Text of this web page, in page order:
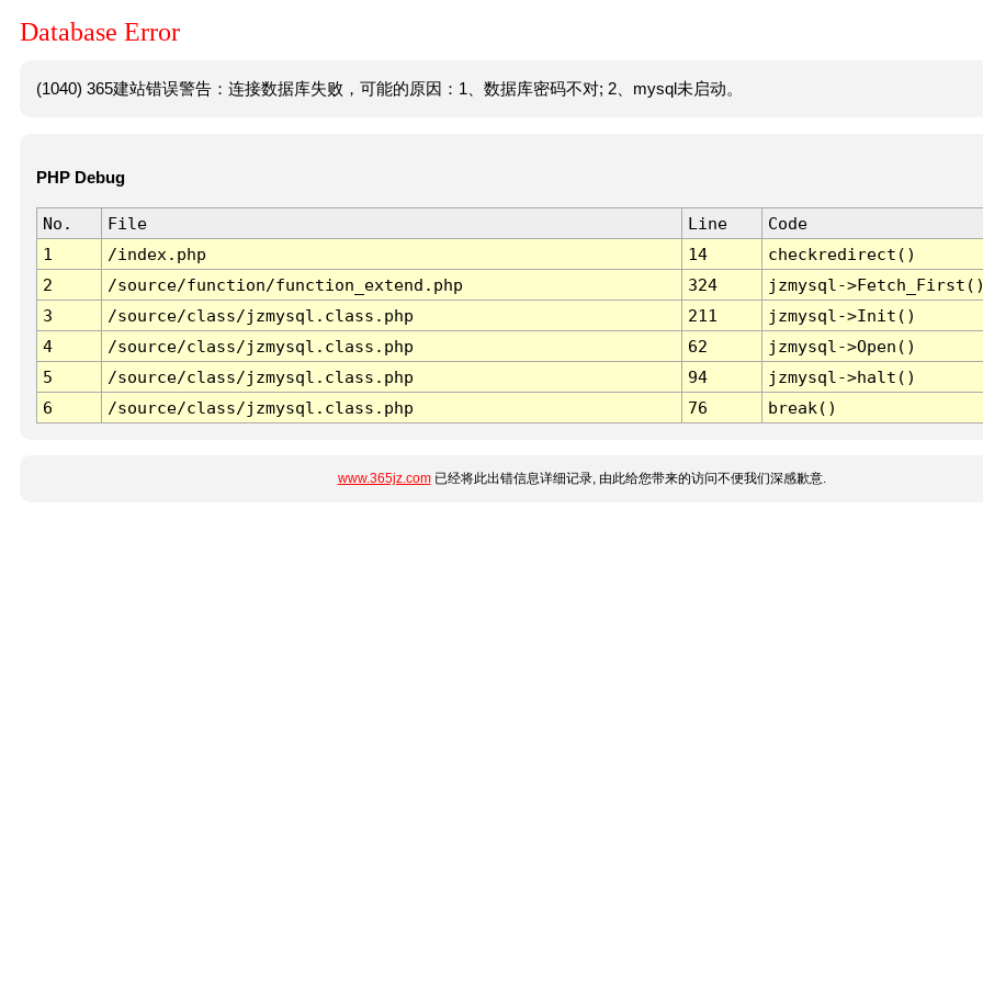
Database Error
(1040) 365建站错误警告：连接数据库失败，可能的原因：1、数据库密码不对; 2、mysql未启动。
PHP Debug
No. File Line
Code
1
/index.php 14
checkredirect()
2
/source/function/function_extend.php 324
jzmysql-
3
/source/class/jzmysql.class.php 211
jzmysql->Init()
4
/source/class/jzmysql.class.php 62
jzmysql->Open()
5
/source/class/jzmysql.class.php 94
jzmysql->halt()
6
/source/class/jzmysql.class.php 76 break()
www.365jz.com已经将此出错信息详细记录, 由此给您带来的访问不便我们深感歉意.